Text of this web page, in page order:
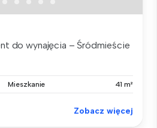
do wynajęcia – Śródmieście
Mieszkanie 41 m²
Zobacz więcej